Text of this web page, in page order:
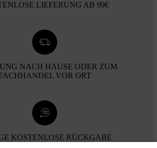
LIEFERUNG AB 99€
NACH HAUSE ODER ZUM
VOR ORT
KOSTENLOSE RÜCKGABE